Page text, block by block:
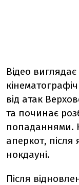
Відео
від атак
та починає
попаданнями.
аперкот, після
нокдауні.
Після